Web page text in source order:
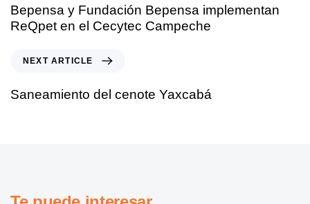
Bepensa y Fundación Bepensa implementan
ReQpet en el Cecytec Campeche
NEXT ARTICLE
Saneamiento del cenote Yaxcabá